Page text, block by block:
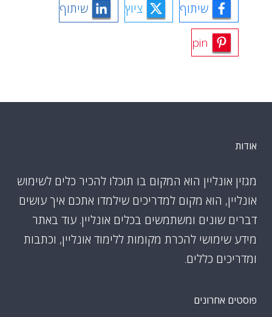
שיתוף ציוץ שיתוף
pin
אודות
מגזין אונליין הוא המקום בו תוכלו להכיר כלים לשימוש
אונליין, הוא מקום למדריכים שילמדו אתכם איך עושים
דברים שונים ומשתמשים בכלים אונליין. עוד באתר
מידע שימושי להכרת מקומות ללימוד אונליין, וכתבות
ומדריכים כללים.
פוסטים אחרונים